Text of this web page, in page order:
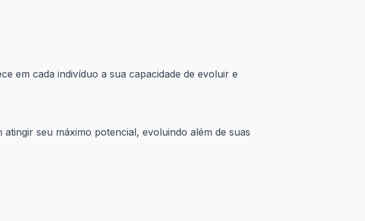
em cada indivíduo a sua capacidade de evoluir e
seu máximo potencial, evoluindo além de suas